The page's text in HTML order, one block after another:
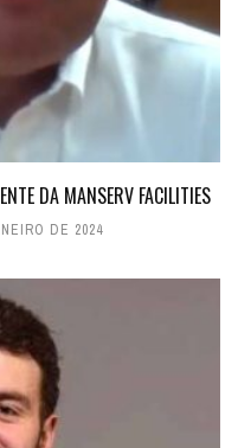
DA MANSERV FACILITIES
DE 2024